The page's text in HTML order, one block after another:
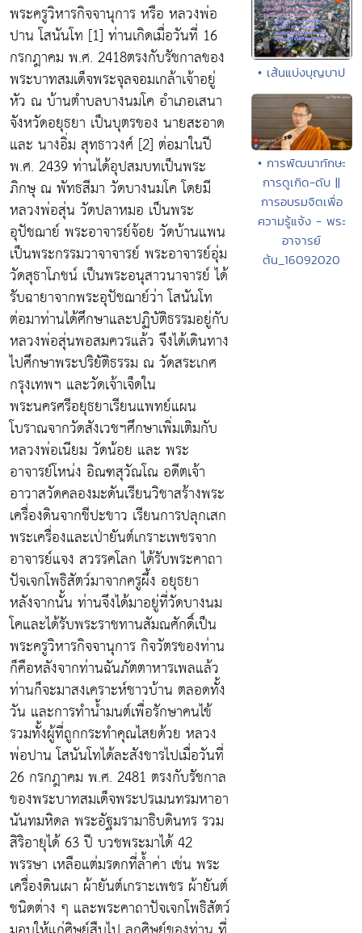
พระครูวิหารกิจจานุการ หรือ หลวงพ่อ
ปาน โสนันโท [1] ท่านเกิดเมื่อวันที่ 16
กรกฎาคม พ.ศ. 2418ตรงกับรัชกาลของ
พระบาทสมเด็จพระจุลจอมเกล้าเจ้าอยู่
หัว ณ บ้านตำบลบางนมโค อำเภอเสนา
จังหวัดอยุธยา เป็นบุตรของ นายสะอาด
และ นางอิ่ม สุทธาวงศ์ [2] ต่อมาในปี
พ.ศ. 2439 ท่านได้อุปสมบทเป็นพระ
ภิกษุ ณ พัทธสีมา วัดบางนมโค โดยมี
หลวงพ่อสุ่น วัดปลาหมอ เป็นพระ
อุปัชฌาย์ พระอาจารย์จ้อย วัดบ้านแพน
เป็นพระกรรมวาจาจารย์ พระอาจารย์อุ่ม
วัดสุธาโภชน์ เป็นพระอนุสาวนาจารย์ ได้
รับฉายาจากพระอุปัชฌาย์ว่า โสนันโท
ต่อมาท่านได้ศึกษาและปฏิบัติธรรมอยู่กับ
หลวงพ่อสุ่นพอสมควรแล้ว จึงได้เดินทาง
ไปศึกษาพระปริยัติธรรม ณ วัดสระเกศ
กรุงเทพฯ และวัดเจ้าเจ็ดใน
พระนครศรีอยุธยาเรียนแพทย์แผน
โบราณจากวัดสังเวชฯศึกษาเพิ่มเติมกับ
หลวงพ่อเนียม วัดน้อย และ พระ
อาจารย์โหน่ง อิณฑสุวัณโณ อดีตเจ้า
อาวาสวัดคลองมะดันเรียนวิชาสร้างพระ
เครื่องดินจากชีปะขาว เรียนการปลุกเสก
พระเครื่องและเป่ายันต์เกราะเพชรจาก
อาจารย์แจง สวรรคโลก ได้รับพระคาถา
ปัจเจกโพธิสัตว์มาจากครูผึ้ง อยุธยา
หลังจากนั้น ท่านจึงได้มาอยู่ที่วัดบางนม
โคและได้รับพระราชทานสัมณศักดิ์เป็น
พระครูวิหารกิจจานุการ กิจวัตรของท่าน
ก็คือหลังจากท่านฉันภัตตาหารเพลแล้ว
ท่านก็จะมาสงเคราะห์ชาวบ้าน ตลอดทั้ง
วัน และการทำน้ำมนต์เพื่อรักษาคนไข้
รวมทั้งผู้ที่ถูกกระทำคุณไสยด้วย หลวง
พ่อปาน โสนันโทได้ละสังขารไปเมื่อวันที่
26 กรกฎาคม พ.ศ. 2481 ตรงกับรัชกาล
ของพระบาทสมเด็จพระปรเมนทรมหาอา
นันทมหิดล พระอัฐมรามาธิบดินทร รวม
สิริอายุได้ 63 ปี บวชพระมาได้ 42
พรรษา เหลือแต่มรดกที่ล้ำค่า เช่น พระ
เครื่องดินเผา ผ้ายันต์เกราะเพชร ผ้ายันต์
ชนิดต่าง ๆ และพระคาถาปัจเจกโพธิสัตว์
• เส้นแบ่งบุญบาป
• การพัฒนาทักษะ
การดูเกิด-ดับ ||
การอบรมจิตเพื่อ
ความรู้แจ้ง - พระ
อาจารย์
ต้น_16092020